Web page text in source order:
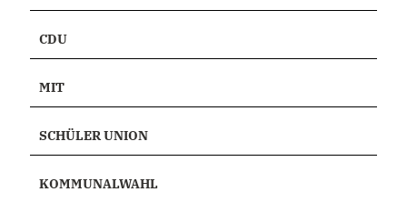
CDU
MIT
SCHÜLER UNION
KOMMUNALWAHL